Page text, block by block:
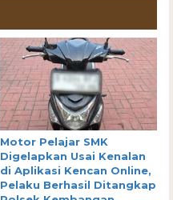
Motor Pelajar SMK
Digelapkan Usai Kenalan
di Aplikasi Kencan Online,
Pelaku Berhasil Ditangkap